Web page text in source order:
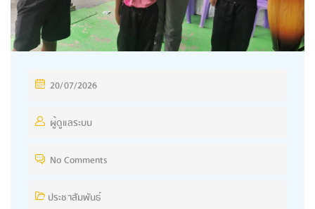
P
S
E
O
20/07/2026
ผู้ดูแลระบบ
No Comments
ประชาสัมพันธ์